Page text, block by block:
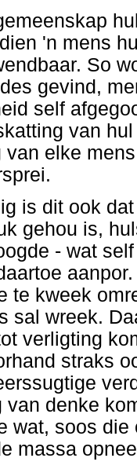
'n mens
So
gevind,
self
van
van elke
is dit ook
gehou is,
- wat
te kweek
sal wreek.
verligting
straks
van denke
wat, soos
massa